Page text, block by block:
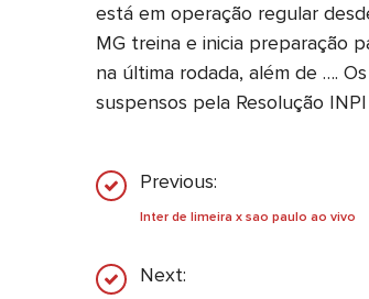
está em operação regular
MG treina e inicia preparação
na última rodada, além de ….
suspensos pela Resolução
Previous:
Inter de limeira x sao paulo ao vivo
Next: